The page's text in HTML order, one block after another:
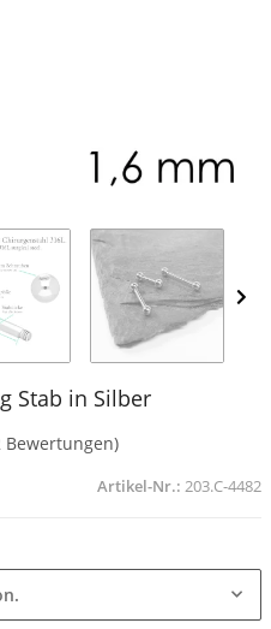
Stab in Silber
Bewertungen)
Artikel-Nr.: 203.C-4482